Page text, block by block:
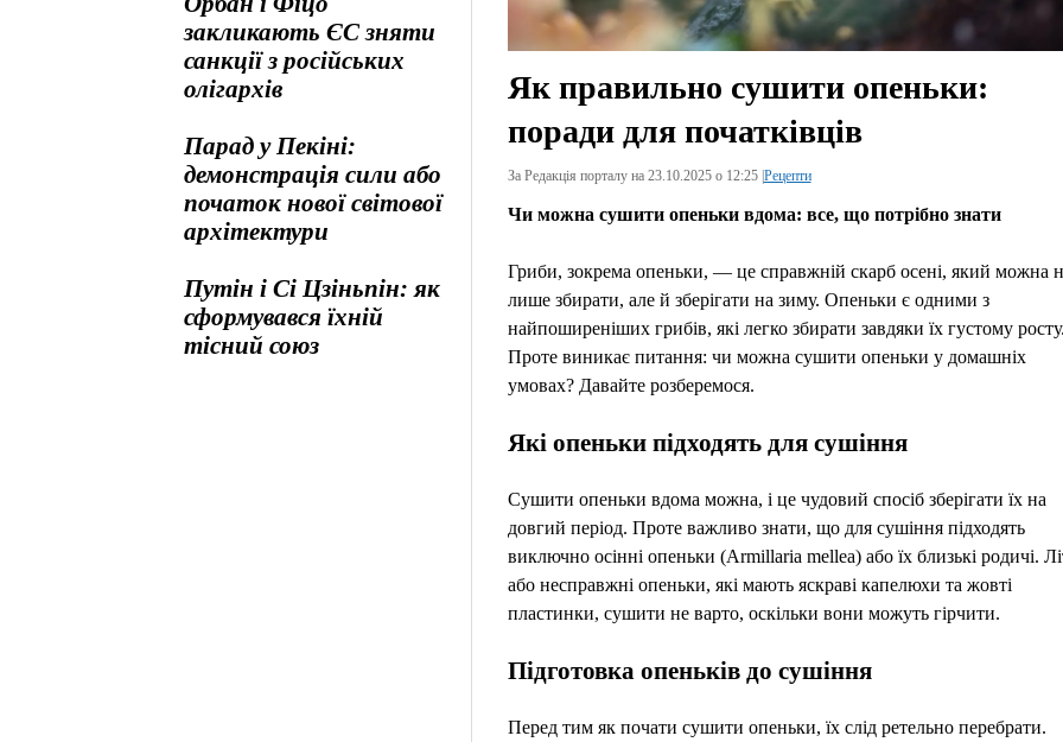
закликають ЄС зняти
санкції з російських
олігархів
Парад у Пекіні:
демонстрація сили або
початок нової світової
архітектури
Путін і Сі Цзіньпін: як
сформувався їхній
тісний союз
Як правильно сушити опеньки:
поради для початківців
За Редакція порталу на 23.10.2025 о 12:25 | Рецепти
Чи можна сушити опеньки вдома: все, що потрібно знати
Гриби, зокрема опеньки, — це справжній скарб осені, який можна
лише збирати, але й зберігати на зиму. Опеньки є одними з
найпоширеніших грибів, які легко збирати завдяки їх густому росту.
Проте виникає питання: чи можна сушити опеньки у домашніх
умовах? Давайте розберемося.
Які опеньки підходять для сушіння
Сушити опеньки вдома можна, і це чудовий спосіб зберігати їх на
довгий період. Проте важливо знати, що для сушіння підходять
виключно осінні опеньки (Armillaria mellea) або їх близькі родичі.
або несправжні опеньки, які мають яскраві капелюхи та жовті
пластинки, сушити не варто, оскільки вони можуть гірчити.
Підготовка опеньків до сушіння
Перед тим як почати сушити опеньки, їх слід ретельно перебрати.